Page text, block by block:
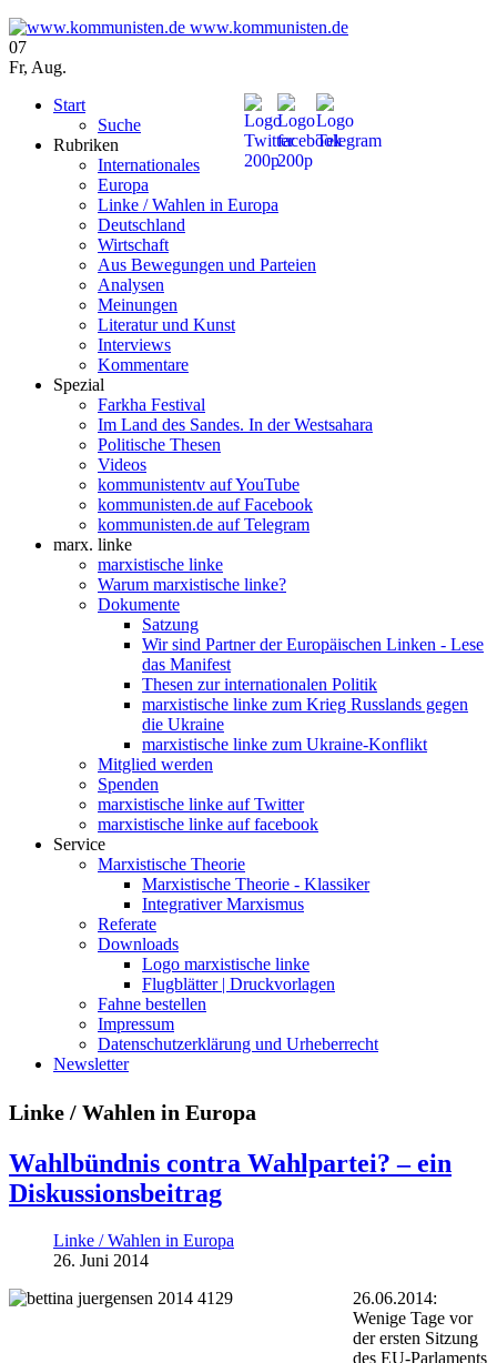
www.kommunisten.de
07
Fr, Aug.
Start
Suche
Rubriken
Internationales
Europa
Linke / Wahlen in Europa
Deutschland
Wirtschaft
Aus Bewegungen und Parteien
Analysen
Meinungen
Literatur und Kunst
Interviews
Kommentare
Spezial
Farkha Festival
Im Land des Sandes. In der Westsahara
Politische Thesen
Videos
kommunistentv auf YouTube
kommunisten.de auf Facebook
kommunisten.de auf Telegram
marx. linke
marxistische linke
Warum marxistische linke?
Dokumente
Satzung
Wir sind Partner der Europäischen Linken - Lese
das Manifest
Thesen zur internationalen Politik
marxistische linke zum Krieg Russlands gegen
die Ukraine
marxistische linke zum Ukraine-Konflikt
Mitglied werden
Spenden
marxistische linke auf Twitter
marxistische linke auf facebook
Service
Marxistische Theorie
Marxistische Theorie - Klassiker
Integrativer Marxismus
Referate
Downloads
Logo marxistische linke
Flugblätter | Druckvorlagen
Fahne bestellen
Impressum
Datenschutzerklärung und Urheberrecht
Newsletter
Linke / Wahlen in Europa
Wahlbündnis contra Wahlpartei? – ein
Diskussionsbeitrag
Linke / Wahlen in Europa
26. Juni 2014
26.06.2014:
Wenige Tage vor
der ersten Sitzung
des EU-Parlaments